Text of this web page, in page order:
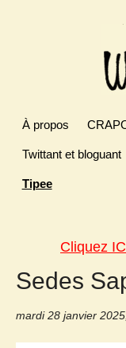
À propos
Twittant et bloguant
Tipee
Cliquez
Sedes
mardi 28 janvier 2025